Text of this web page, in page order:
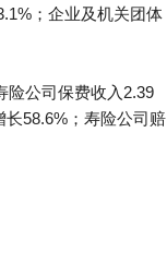
；企业及机关团体
险公司保费收入2.39
58.6%；寿险公司赔